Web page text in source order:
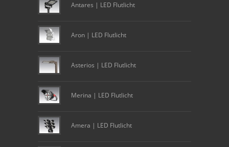
Antares | LED Flutlicht
Aron | LED Flutlicht
Asterios | LED Flutlicht
Merina | LED Flutlicht
Amera | LED Flutlicht